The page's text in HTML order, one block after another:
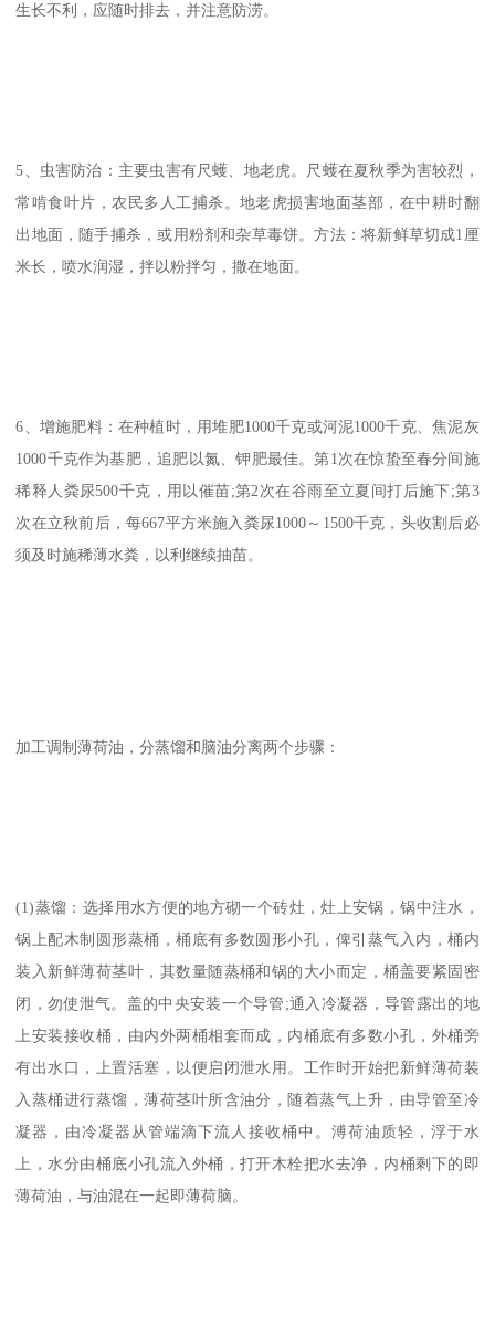
生长不利，应随时排去，并注意防涝。
5、虫害防治：主要虫害有尺蠖、地老虎。尺蠖在夏秋季为害较烈，
常啃食叶片，农民多人工捕杀。地老虎损害地面茎部，在中耕时翻
出地面，随手捕杀，或用粉剂和杂草毒饼。方法：将新鲜草切成1厘
米长，喷水润湿，拌以粉拌匀，撒在地面。
6、增施肥料：在种植时，用堆肥1000千克或河泥1000千克、焦泥灰
1000千克作为基肥，追肥以氮、钾肥最佳。第1次在惊蛰至春分间施
稀释人粪尿500千克，用以催苗;第2次在谷雨至立夏间打后施下;第3
次在立秋前后，每667平方米施入粪尿1000～1500千克，头收割后必
须及时施稀薄水粪，以利继续抽苗。
加工调制薄荷油，分蒸馏和脑油分离两个步骤：
(1)蒸馏：选择用水方便的地方砌一个砖灶，灶上安锅，锅中注水，
锅上配木制圆形蒸桶，桶底有多数圆形小孔，俾引蒸气入内，桶内
装入新鲜薄荷茎叶，其数量随蒸桶和锅的大小而定，桶盖要紧固密
闭，勿使泄气。盖的中央安装一个导管;通入冷凝器，导管露出的地
上安装接收桶，由内外两桶相套而成，内桶底有多数小孔，外桶旁
有出水口，上置活塞，以便启闭泄水用。工作时开始把新鲜薄荷装
入蒸桶进行蒸馏，薄荷茎叶所含油分，随着蒸气上升，由导管至冷
凝器，由冷凝器从管端滴下流人接收桶中。溥荷油质轻，浮于水
上，水分由桶底小孔流入外桶，打开木栓把水去净，内桶剩下的即
薄荷油，与油混在一起即薄荷脑。